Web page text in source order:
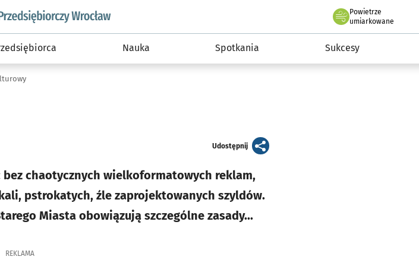
wroclaw.pl podserwis: Strategia rozwoju przedsiębiorczości miasta Wrocławia
Powietrze
we Wrocławiu
umiarkowane
Nauka Spotkania Sukcesy
Udostępnijartykuł
chaotycznych wielkoformatowych reklam,
pstrokatych, źle zaprojektowanych szyldów.
Miasta obowiązują szczególne zasady...
REKLAMA